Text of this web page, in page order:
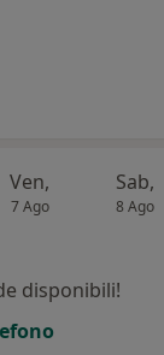
Ven,
7 Ago
Sab,
8 Ago
disponibili!